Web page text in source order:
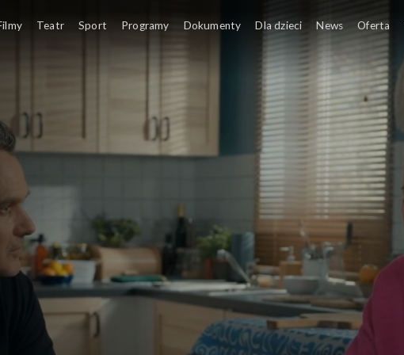
Teatr Sport Programy Dokumenty Dla dzieci News Oferta